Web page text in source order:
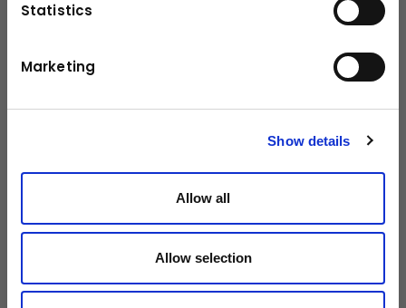
Statistics
Marketing
Show details
Allow all
Allow selection